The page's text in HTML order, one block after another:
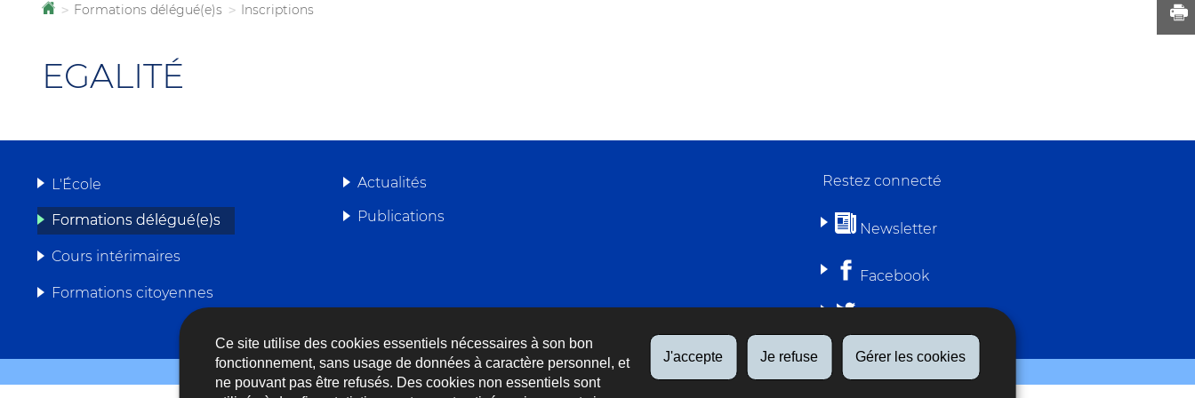
Ce site utilise des cookies essentiels nécessaires à son bon
fonctionnement, sans usage de données à caractère personnel, et
ne pouvant pas être refusés. Des cookies non essentiels sont
J'accepte Je refuse Gérer les cookies
Accueil
> Formations délégué(e)s > Inscriptions
EGALITÉ
MENU
DE
NAVIGATION
L'École
Formations délégué(e)s
Cours intérimaires
Formations citoyennes
Actualités
Publications
Restez connecté
Newsletter
Facebook
Contact Newsletter Plan du site A propos du site Accessibilité